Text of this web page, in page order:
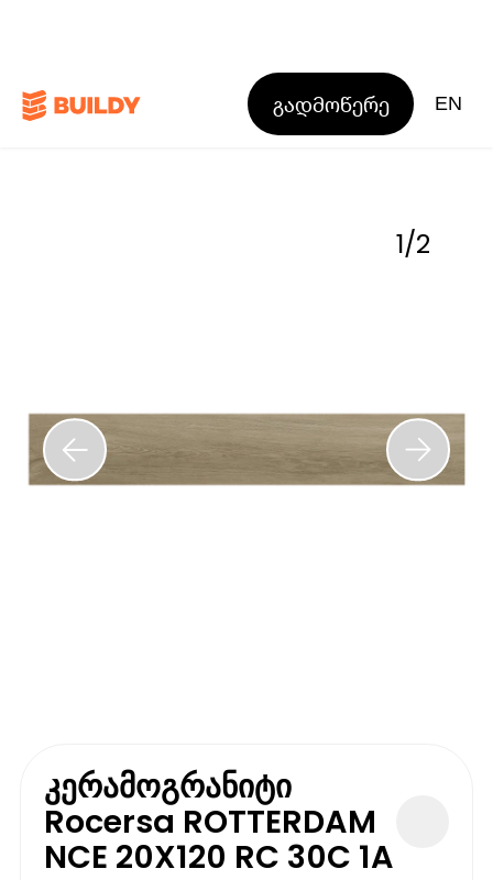
გადმოწერე EN
1/2
კერამოგრანიტი
Rocersa ROTTERDAM
NCE 20X120 RC 30C 1A